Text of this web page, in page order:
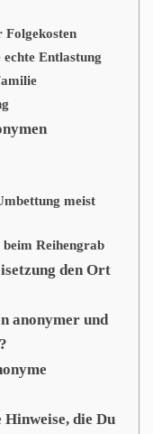
Folgekosten
Entlastung
meist
Reihengrab
den Ort
anonymer und
die Du